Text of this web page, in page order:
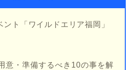
ト「ワイルドエリア福岡」
意・準備するべき10の事を解